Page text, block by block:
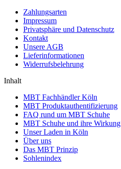
Zahlungsarten
Impressum
Privatsphäre und Datenschutz
Kontakt
Unsere AGB
Lieferinformationen
Widerrufsbelehrung
Inhalt
MBT Fachhändler Köln
MBT Produktauthentifizierung
FAQ rund um MBT Schuhe
MBT Schuhe und ihre Wirkung
Unser Laden in Köln
Über uns
Das MBT Prinzip
Sohlenindex